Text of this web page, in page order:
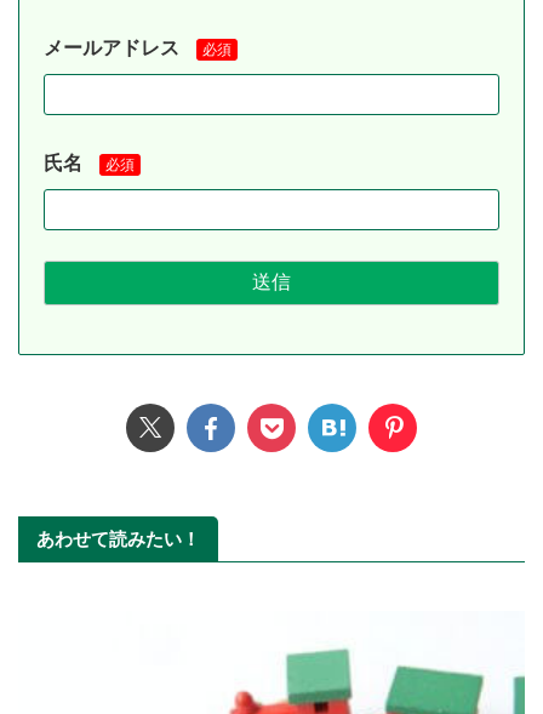
メールアドレス 必須
氏名 必須
あわせて読みたい！